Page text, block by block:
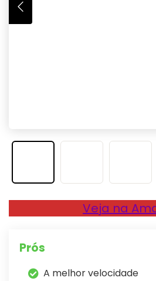
Veja na
Prós
A melhor velocidade